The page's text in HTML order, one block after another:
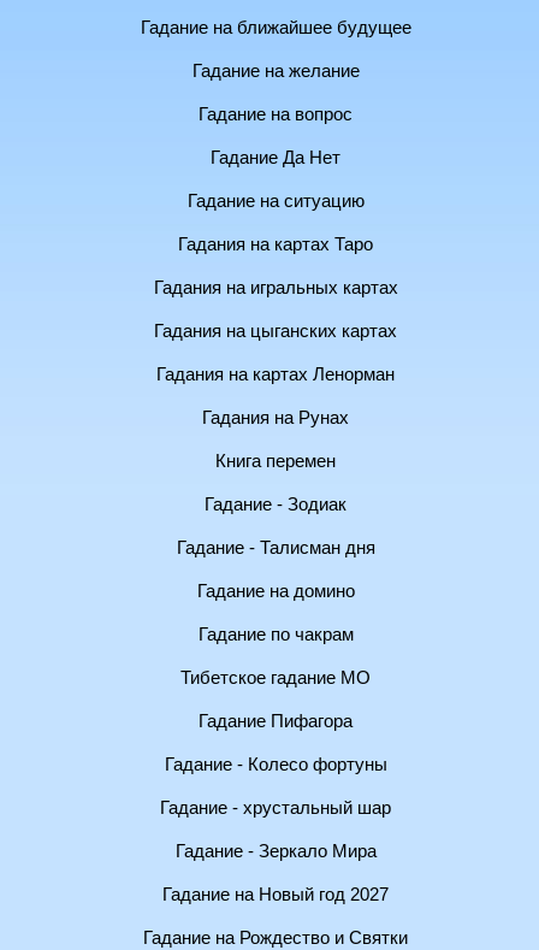
Гадание на ближайшее будущее
Гадание на желание
Гадание на вопрос
Гадание Да Нет
Гадание на ситуацию
Гадания на картах Таро
Гадания на игральных картах
Гадания на цыганских картах
Гадания на картах Ленорман
Гадания на Рунах
Книга перемен
Гадание - Зодиак
Гадание - Талисман дня
Гадание на домино
Гадание по чакрам
Тибетское гадание МО
Гадание Пифагора
Гадание - Колесо фортуны
Гадание - хрустальный шар
Гадание - Зеркало Мира
Гадание на Новый год 2027
Гадание на Рождество и Святки